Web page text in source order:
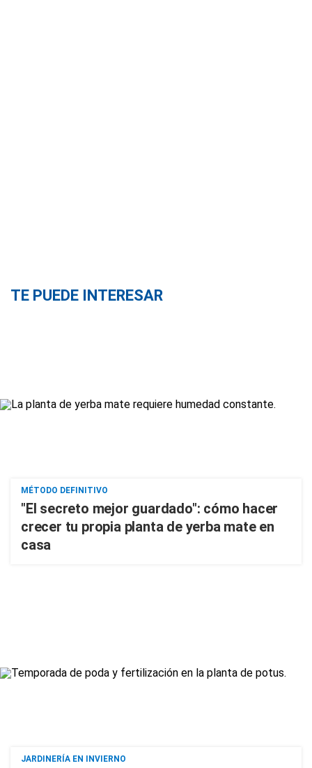
TE PUEDE INTERESAR
MÉTODO DEFINITIVO
"El secreto mejor guardado": cómo hacer
crecer tu propia planta de yerba mate en
casa
JARDINERÍA EN INVIERNO